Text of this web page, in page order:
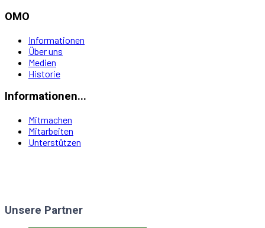
OMO
Informationen
Über uns
Medien
Historie
Informationen...
Mitmachen
Mitarbeiten
Unterstützen
Unsere Partner